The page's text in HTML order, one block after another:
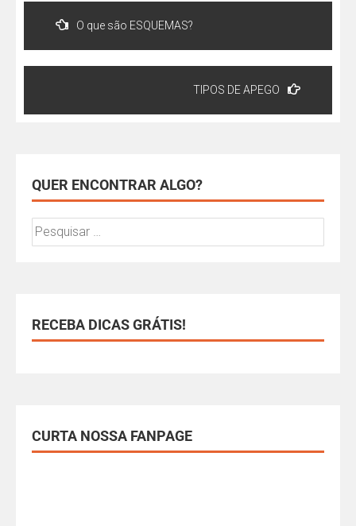
O que são ESQUEMAS?
TIPOS DE APEGO
QUER ENCONTRAR ALGO?
RECEBA DICAS GRÁTIS!
CURTA NOSSA FANPAGE